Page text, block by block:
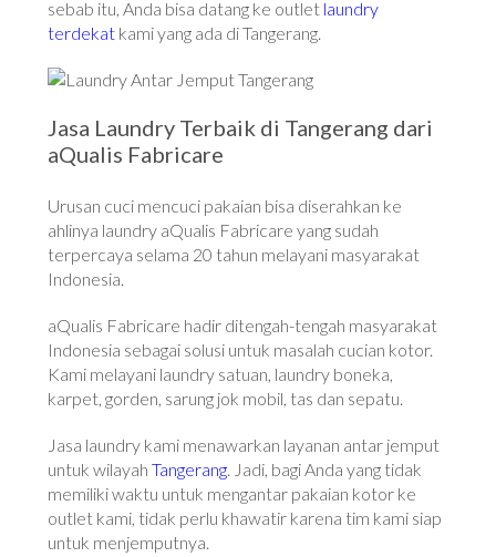
sebab itu, Anda bisa datang ke outlet laundry
terdekat kami yang ada di Tangerang.
Jasa Laundry Terbaik di Tangerang dari
aQualis Fabricare
Urusan cuci mencuci pakaian bisa diserahkan ke
ahlinya laundry aQualis Fabricare yang sudah
terpercaya selama 20 tahun melayani masyarakat
Indonesia.
aQualis Fabricare hadir ditengah-tengah masyarakat
Indonesia sebagai solusi untuk masalah cucian kotor.
Kami melayani laundry satuan, laundry boneka,
karpet, gorden, sarung jok mobil, tas dan sepatu.
Jasa laundry kami menawarkan layanan antar jemput
untuk wilayahTangerang . Jadi, bagi Anda yang tidak
memiliki waktu untuk mengantar pakaian kotor ke
outlet kami, tidak perlu khawatir karena tim kami siap
untuk menjemputnya.